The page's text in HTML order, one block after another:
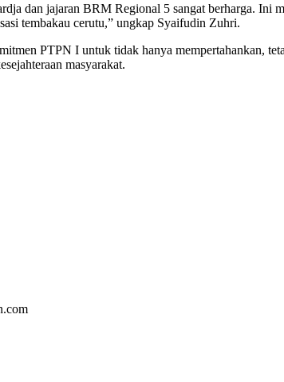
dan jajaran BRM Regional 5 sangat berharga. Ini
tembakau cerutu,” ungkap Syaifudin Zuhri.
PTPN I untuk tidak hanya mempertahankan,
masyarakat.